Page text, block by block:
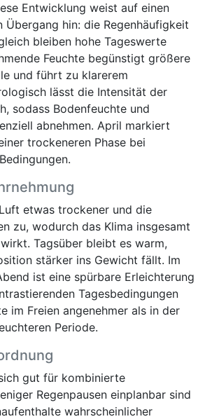
Entwicklung weist auf einen
Übergang hin: die Regenhäufigkeit
bleiben hohe Tageswerte
Feuchte begünstigt größere
und führt zu klarerem
lässt die Intensität der
sodass Bodenfeuchte und
abnehmen. April markiert
trockeneren Phase bei
etwas trockener und die
zu, wodurch das Klima insgesamt
Tagsüber bleibt es warm,
stärker ins Gewicht fällt. Im
ist eine spürbare Erleichterung
Tagesbedingungen
im Freien angenehmer als in der
Periode.
gut für kombinierte
Regenpausen einplanbar sind
wahrscheinlicher